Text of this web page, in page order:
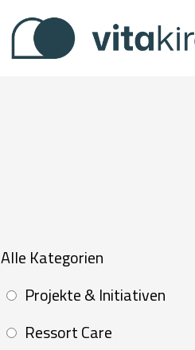
Alle Kategorien
Projekte & Initiativen
Ressort Care